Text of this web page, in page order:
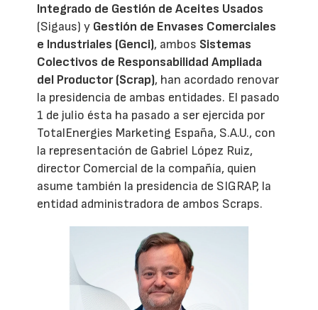
Integrado de Gestión de Aceites Usados
(Sigaus) y Gestión de Envases Comerciales
e Industriales (Genci), ambos Sistemas
Colectivos de Responsabilidad Ampliada
del Productor (Scrap), han acordado renovar
la presidencia de ambas entidades. El pasado
1 de julio ésta ha pasado a ser ejercida por
TotalEnergies Marketing España, S.A.U., con
la representación de Gabriel López Ruiz,
director Comercial de la compañía, quien
asume también la presidencia de SIGRAP, la
entidad administradora de ambos Scraps.